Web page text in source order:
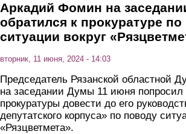
Аркадий Фомин на
обратился к прокуратуре
ситуации вокруг
вторник, 11 июня, 2024 - 14:03
Председатель Рязанской областной
на заседании Думы 11 июня попросил
прокуратуры довести до его
депутатского корпуса» по поводу
«Рязцветмета».